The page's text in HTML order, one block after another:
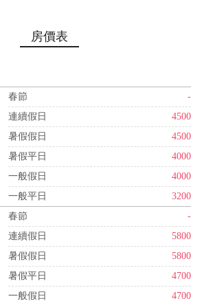
房價表
春節
-
連續假日
4500
暑假假日
4500
暑假平日
4000
一般假日
4000
一般平日
3200
春節
-
連續假日
5800
暑假假日
5800
暑假平日
4700
一般假日
4700